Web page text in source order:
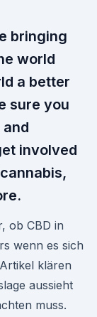
bringing
world
a better
sure you
involved
ob CBD in
wenn es sich
klären
aussieht
muss.